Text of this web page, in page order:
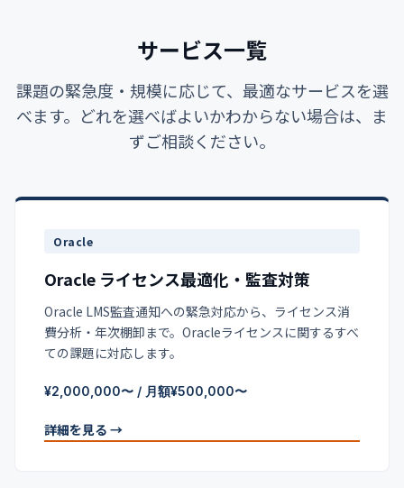
サービス一覧
課題の緊急度・規模に応じて、最適なサービスを選
べます。どれを選べばよいかわからない場合は、ま
ずご相談ください。
Oracle
Oracle ライセンス最適化・監査対策
Oracle LMS監査通知への緊急対応から、ライセンス消
費分析・年次棚卸まで。Oracleライセンスに関するすべ
ての課題に対応します。
¥2,000,000〜 / 月額¥500,000〜
詳細を見る →